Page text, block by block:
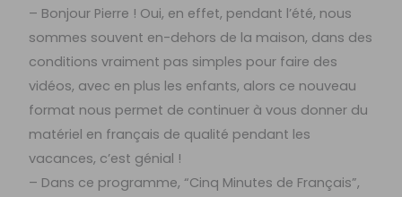
– Bonjour Pierre ! Oui, en effet, pendant l’été, nous
sommes souvent en-dehors de la maison, dans des
conditions vraiment pas simples pour faire des
vidéos, avec en plus les enfants, alors ce nouveau
format nous permet de continuer à vous donner du
matériel en français de qualité pendant les
vacances, c’est génial !
– Dans ce programme, “Cinq Minutes de Français”,